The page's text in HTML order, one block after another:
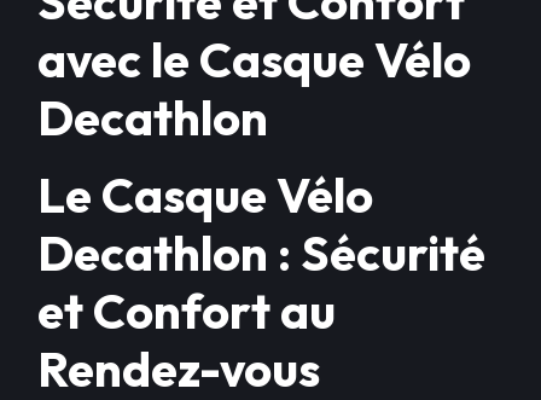
avec le Casque Vélo
Decathlon
Le Casque Vélo
Decathlon : Sécurité
et Confort au
Rendez-vous